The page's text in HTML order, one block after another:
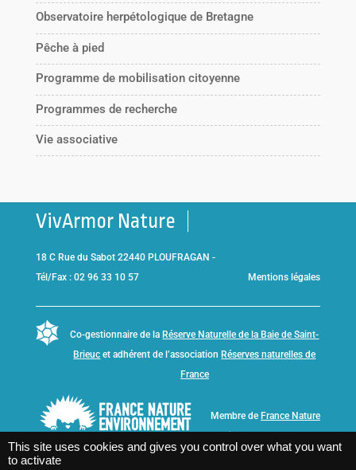
Observatoire herpétologique de Bretagne
Pêche à pied
Programme de mobilisation citoyenne
Programmes de recherche
Vie associative
VivArmor Nature
18 C Rue du Sabot 22440 PLOUFRAGAN -
Tél/Fax : 02 96 33 10 57
Mentions légales
Co-gestionnaire de la Réserve Naturelle de la Baie de Saint-
Brieuc et adhérent de l’association Réserves naturelles de
France
Membre de France Nature
This site uses cookies and gives you control over what you want
to activate